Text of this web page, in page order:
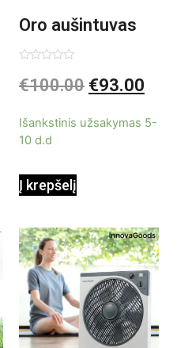
Oro aušintuvas
be ašmenų 3in1
0
iš
€100.00 €93.00
Išankstinis užsakymas 5-
10 d.d
Į krepšelį